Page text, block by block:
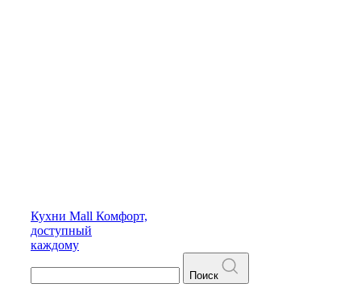
Кухни Mall Комфорт,
доступный
каждому
Поиск